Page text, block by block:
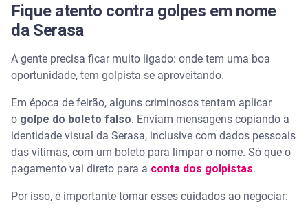
Fique atento contra golpes em nome
da Serasa
A gente precisa ficar muito ligado: onde tem uma boa
oportunidade, tem golpista se aproveitando.
Em época de feirão, alguns criminosos tentam aplicar
o golpe do boleto falso. Enviam mensagens copiando a
identidade visual da Serasa, inclusive com dados pessoais
das vítimas, com um boleto para limpar o nome. Só que o
pagamento vai direto para a conta dos golpistas.
Por isso, é importante tomar esses cuidados ao negociar: